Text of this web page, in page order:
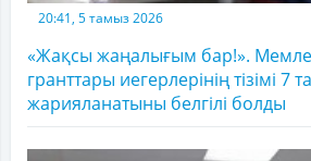
20:41, 5 тамыз 2026
«Жақсы жаңалығым бар!».
гранттары иегерлерінің тізімі 7
жарияланатыны белгілі болды